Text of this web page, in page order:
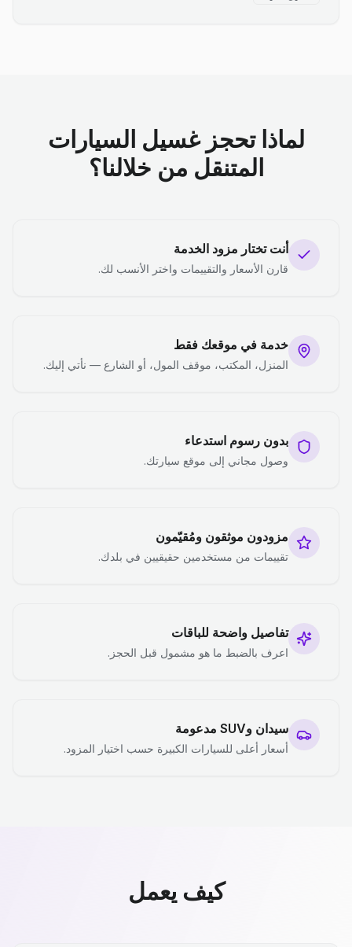
لماذا تحجز غسيل السيارات
المتنقل من خلالنا؟
أنت تختار مزود الخدمة
قارن الأسعار والتقييمات واختر الأنسب لك.
خدمة في موقعك فقط
المنزل، المكتب، موقف المول، أو الشارع — نأتي إليك.
بدون رسوم استدعاء
وصول مجاني إلى موقع سيارتك.
مزودون موثقون ومُقيّمون
تقييمات من مستخدمين حقيقيين في بلدك.
تفاصيل واضحة للباقات
اعرف بالضبط ما هو مشمول قبل الحجز.
سيدان وSUV مدعومة
أسعار أعلى للسيارات الكبيرة حسب اختيار المزود.
كيف يعمل